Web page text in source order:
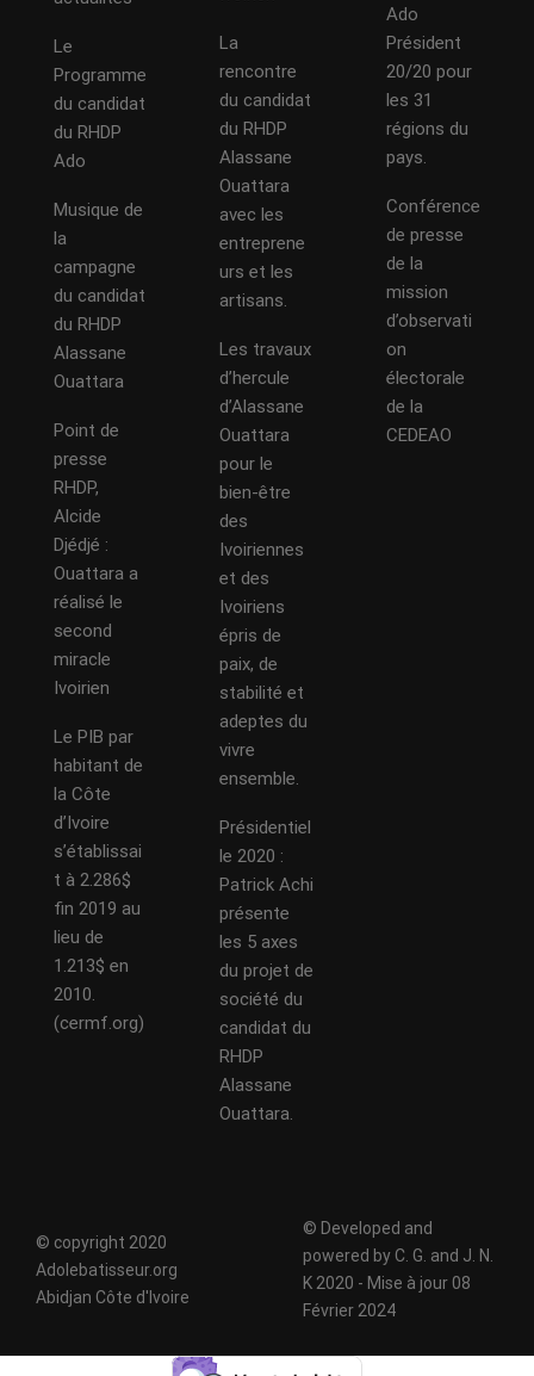
Le
Programme
du candidat
du RHDP
Ado
Musique de
la
campagne
du candidat
du RHDP
Alassane
Ouattara
Point de
presse
RHDP,
Alcide
Djédjé :
Ouattara a
réalisé le
second
miracle
Ivoirien
Le PIB par
habitant de
la Côte
d’Ivoire
s’établissai
t à 2.286$
fin 2019 au
lieu de
1.213$ en
2010.
(cermf.org)
La
rencontre
du candidat
du RHDP
Alassane
Ouattara
avec les
entreprene
urs et les
artisans.
Les travaux
d’hercule
d’Alassane
Ouattara
pour le
bien-être
des
Ivoiriennes
et des
Ivoiriens
épris de
paix, de
stabilité et
adeptes du
vivre
ensemble.
Présidentiel
le 2020 :
Patrick Achi
présente
les 5 axes
du projet de
société du
candidat du
RHDP
Alassane
Ouattara.
Ado
Président
20/20 pour
les 31
régions du
pays.
Conférence
de presse
de la
mission
d’observati
on
électorale
de la
CEDEAO
© copyright 2020
Adolebatisseur.org
Abidjan Côte d'Ivoire
© Developed and
powered by C. G. and J. N.
K 2020 - Mise à jour 08
Février 2024